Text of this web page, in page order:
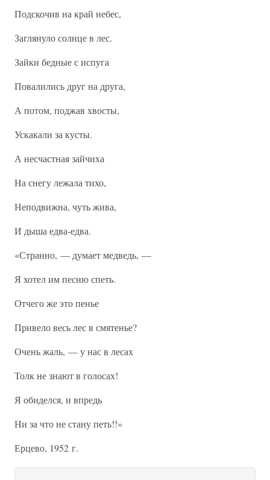
Подскочив на край небес,
Заглянуло солнце в лес.
Зайки бедные с испуга
Повалились друг на друга,
А потом, поджав хвосты,
Ускакали за кусты.
А несчастная зайчиха
На снегу лежала тихо,
Неподвижна, чуть жива,
И дыша едва-едва.
«Странно, — думает медведь, —
Я хотел им песню спеть.
Отчего же это пенье
Привело весь лес в смятенье?
Очень жаль, — у нас в лесах
Толк не знают в голосах!
Я обиделся, и впредь
Ни за что не стану петь!!»
Ерцево, 1952 г.